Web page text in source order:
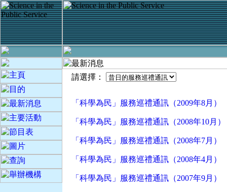
請選擇：
「科學為民」服務巡禮通訊（2009年8月）
「科學為民」服務巡禮通訊（2008年10月）
「科學為民」服務巡禮通訊（2008年7月）
「科學為民」服務巡禮通訊（2008年4月）
「科學為民」服務巡禮通訊（2007年9月）